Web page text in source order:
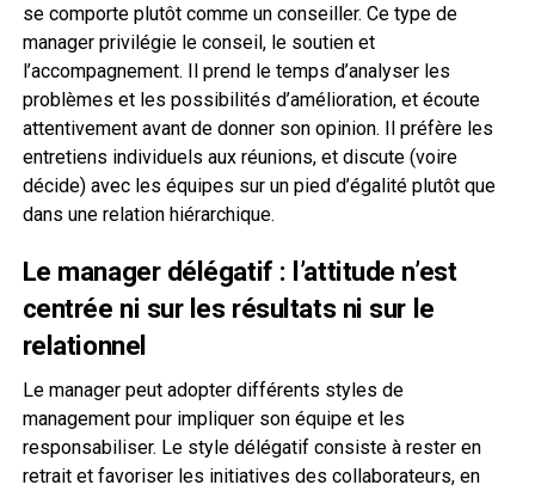
se comporte plutôt comme un conseiller. Ce type de
manager privilégie le conseil, le soutien et
l’accompagnement. Il prend le temps d’analyser les
problèmes et les possibilités d’amélioration, et écoute
attentivement avant de donner son opinion. Il préfère les
entretiens individuels aux réunions, et discute (voire
décide) avec les équipes sur un pied d’égalité plutôt que
dans une relation hiérarchique.
Le manager délégatif : l’attitude n’est
centrée ni sur les résultats ni sur le
relationnel
Le manager peut adopter différents styles de
management pour impliquer son équipe et les
responsabiliser. Le style délégatif consiste à rester en
retrait et favoriser les initiatives des collaborateurs, en